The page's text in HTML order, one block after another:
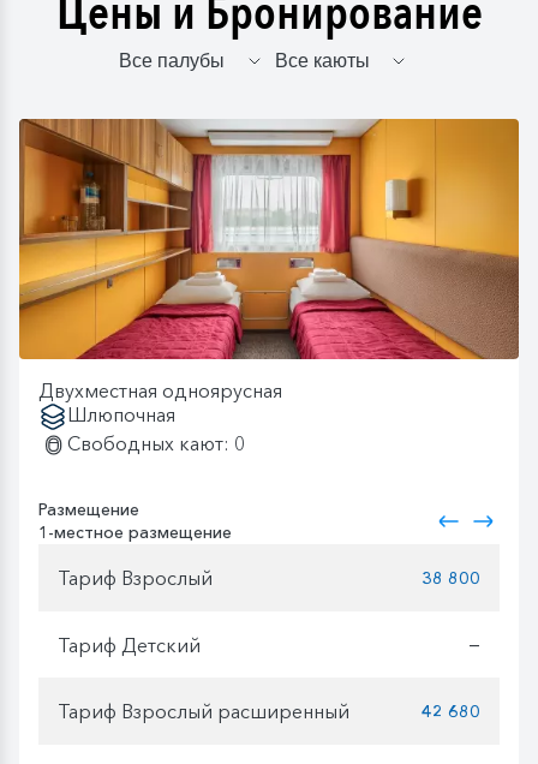
Цены и Бронирование
Двухместная одноярусная
Шлюпочная
Свободных кают: 0
Размещение
1-местное размещение
Тариф Взрослый 38 800
Тариф Детский —
Тариф Взрослый расширенный 42 680